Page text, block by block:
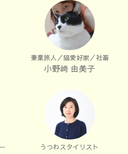
兼業旅人／猫愛好家／社畜
小野﨑 由美子
うつわスタイリスト